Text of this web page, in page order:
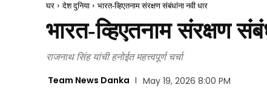
घर देश दुनिया भारत-व्हिएतनाम संरक्षण संबंधांना नवी धार
भारत-व्हिएतनाम संरक्षण
राजनाथ सिंह यांची हनोईत महत्त्वपूर्ण चर्चा
Team News Danka May 19, 2026 8:00 PM